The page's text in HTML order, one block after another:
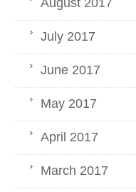
July 2017
June 2017
May 2017
April 2017
March 2017